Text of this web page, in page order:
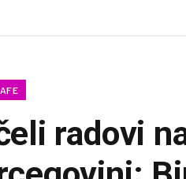
radovi